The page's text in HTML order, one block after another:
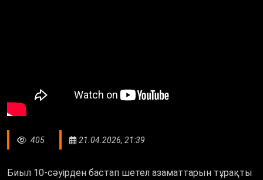
405 21.04.2026, 21:39
Биыл 10-сәуірден бастап шетел азаматтарын тұрақты